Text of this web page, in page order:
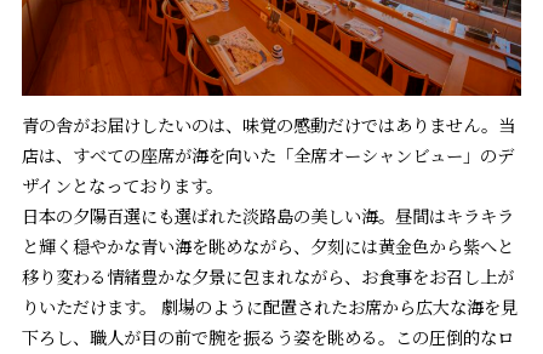
青の舎がお届けしたいのは、味覚の感動だけではありません。当
店は、すべての座席が海を向いた「全席オーシャンビュー」のデ
ザインとなっております。
日本の夕陽百選にも選ばれた淡路島の美しい海。昼間はキラキラ
と輝く穏やかな青い海を眺めながら、夕刻には黄金色から紫へと
移り変わる情緒豊かな夕景に包まれながら、お食事をお召し上が
りいただけます。 劇場のように配置されたお席から広大な海を見
下ろし、職人が目の前で腕を振るう姿を眺める――。この圧倒的なロ